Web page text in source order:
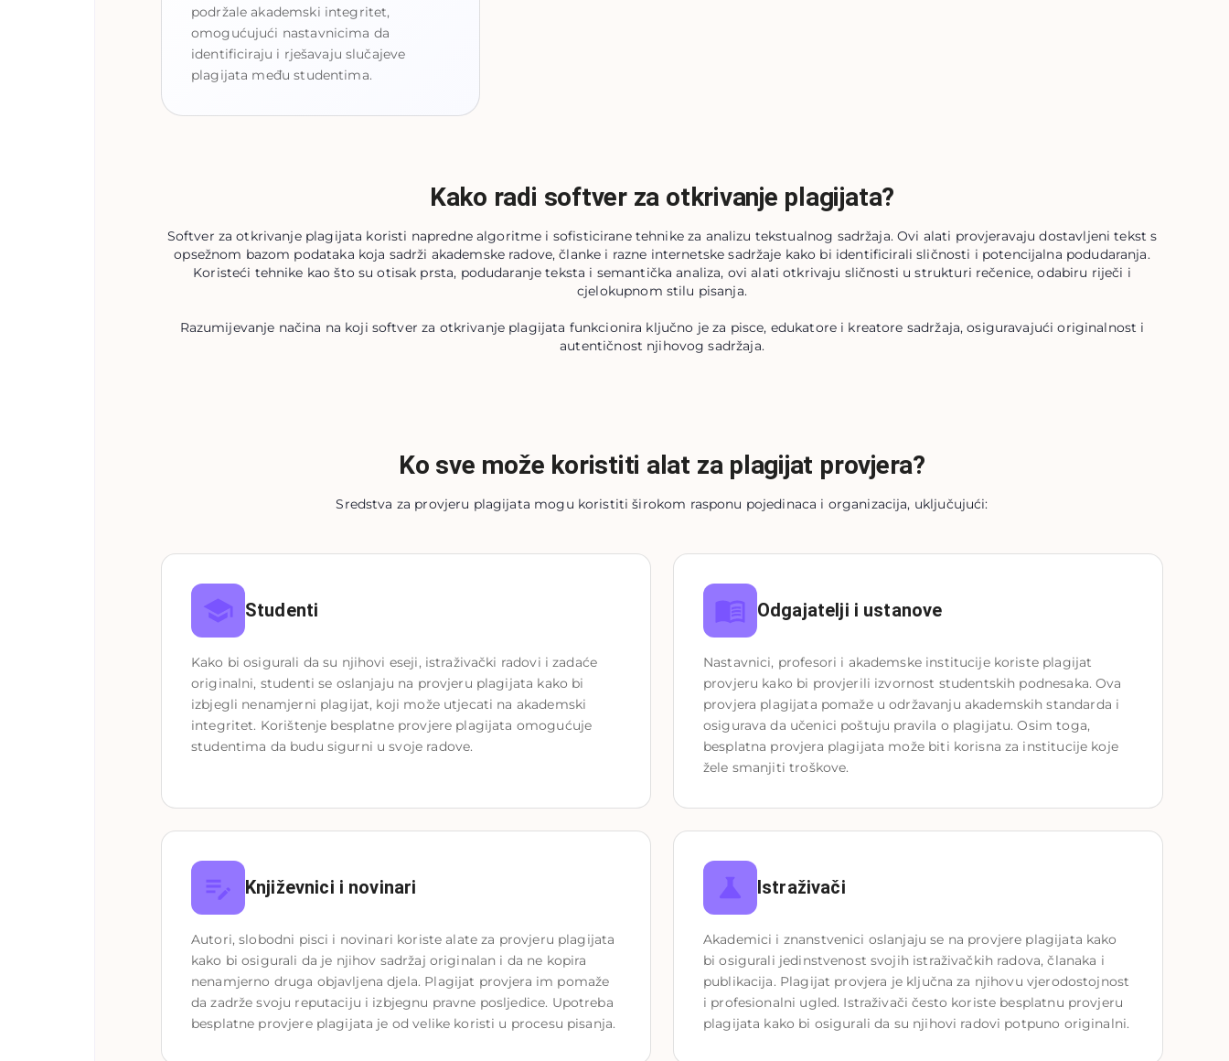
podržale akademski integritet,
omogućujući nastavnicima da
identificiraju i rješavaju slučajeve
plagijata među studentima.
Kako radi softver za otkrivanje plagijata?
Softver za otkrivanje plagijata koristi napredne algoritme i sofisticirane tehnike za analizu tekstualnog sadržaja. Ovi alati provjeravaju dostavljeni tekst s
opsežnom bazom podataka koja sadrži akademske radove, članke i razne internetske sadržaje kako bi identificirali sličnosti i potencijalna podudaranja.
Koristeći tehnike kao što su otisak prsta, podudaranje teksta i semantička analiza, ovi alati otkrivaju sličnosti u strukturi rečenice, odabiru riječi i
cjelokupnom stilu pisanja.
Razumijevanje načina na koji softver za otkrivanje plagijata funkcionira ključno je za pisce, edukatore i kreatore sadržaja, osiguravajući originalnost i
autentičnost njihovog sadržaja.
Ko sve može koristiti alat za plagijat provjera?
Sredstva za provjeru plagijata mogu koristiti širokom rasponu pojedinaca i organizacija, uključujući:
Studenti
Kako bi osigurali da su njihovi eseji, istraživački radovi i zadaće
originalni, studenti se oslanjaju na provjeru plagijata kako bi
izbjegli nenamjerni plagijat, koji može utjecati na akademski
integritet. Korištenje besplatne provjere plagijata omogućuje
studentima da budu sigurni u svoje radove.
Odgajatelji i ustanove
Nastavnici, profesori i akademske institucije koriste plagijat
provjeru kako bi provjerili izvornost studentskih podnesaka. Ova
provjera plagijata pomaže u održavanju akademskih standarda i
osigurava da učenici poštuju pravila o plagijatu. Osim toga,
besplatna provjera plagijata može biti korisna za institucije koje
žele smanjiti troškove.
Književnici i novinari
Autori, slobodni pisci i novinari koriste alate za provjeru plagijata
kako bi osigurali da je njihov sadržaj originalan i da ne kopira
nenamjerno druga objavljena djela. Plagijat provjera im pomaže
da zadrže svoju reputaciju i izbjegnu pravne posljedice. Upotreba
besplatne provjere plagijata je od velike koristi u procesu pisanja.
Istraživači
Akademici i znanstvenici oslanjaju se na provjere plagijata kako
bi osigurali jedinstvenost svojih istraživačkih radova, članaka i
publikacija. Plagijat provjera je ključna za njihovu vjerodostojnost
i profesionalni ugled. Istraživači često koriste besplatnu provjeru
plagijata kako bi osigurali da su njihovi radovi potpuno originalni.